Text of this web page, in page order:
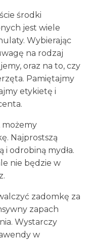
środki
jest wiele
Wybierając
na rodzaj
oraz na to, czy
Pamiętajmy
etykietę i
Najprostszą
i odrobiną mydła.
nie będzie w
zadomkę za
zapach
Wystarczy
w